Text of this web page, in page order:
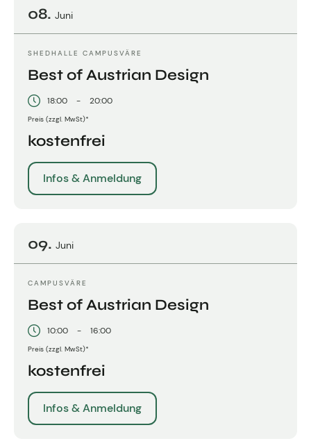
08. Juni
SHEDHALLE CAMPUSVÄRE
Best of Austrian Design
18:00 - 20:00
Preis (zzgl. MwSt)*
kostenfrei
Infos & Anmeldung
09. Juni
CAMPUSVÄRE
Best of Austrian Design
10:00 - 16:00
Preis (zzgl. MwSt)*
kostenfrei
Infos & Anmeldung